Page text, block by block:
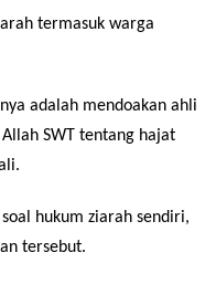
termasuk warga
adalah mendoakan ahli
SWT tentang hajat
hukum ziarah sendiri,
tersebut.